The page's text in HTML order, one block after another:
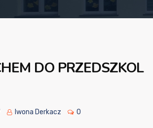
DO PRZEDSZKOL
Iwona Derkacz 0